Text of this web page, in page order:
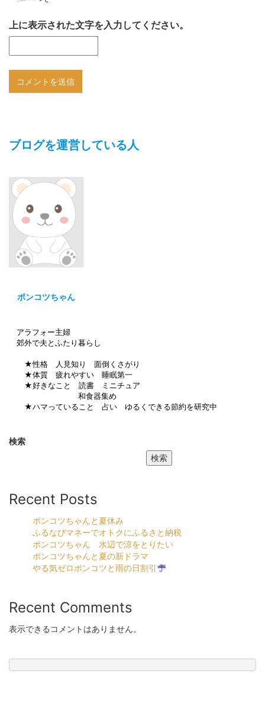
上に表示された文字を入力してください。
ブログを運営している人
ポンコツちゃん
アラフォー主婦
郊外で夫とふたり暮らし
★性格 人見知り 面倒くさがり
★体質 疲れやすい 睡眠第一
★好きなこと 読書 ミニチュア
和食器集め
★ハマっていること 占い ゆるくできる節約を研究中
検索
検索
Recent Posts
ポンコツちゃんと夏休み
ふるなびマネーでオトクにふるさと納税
ポンコツちゃん 水辺で涼をとりたい
ポンコツちゃんと夏の新ドラマ
やる気ゼロポンコツと雨の日割引
Recent Comments
表示できるコメントはありません。